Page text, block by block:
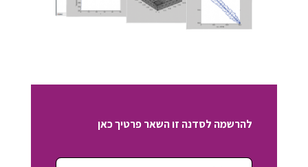
להרשמה לסדנה זו השאר פרטיך כאן